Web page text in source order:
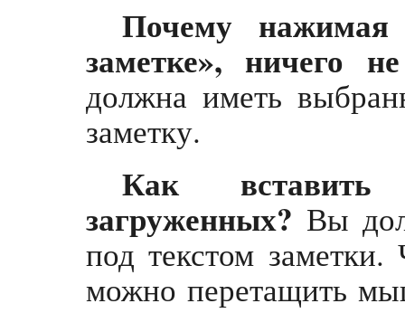
Почему
заметке», ничего
должна иметь
заметку.
Как
загруженных? Вы
под текстом
можно перетащить